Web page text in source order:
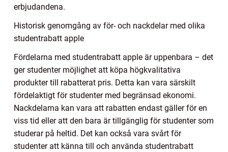
erbjudandena.
Historisk genomgång av för- och nackdelar med olika
studentrabatt apple
Fördelarna med studentrabatt apple är uppenbara – det
ger studenter möjlighet att köpa högkvalitativa
produkter till rabatterat pris. Detta kan vara särskilt
fördelaktigt för studenter med begränsad ekonomi.
Nackdelarna kan vara att rabatten endast gäller för en
viss tid eller att den bara är tillgänglig för studenter som
studerar på heltid. Det kan också vara svårt för
studenter att känna till och använda studentrabatt